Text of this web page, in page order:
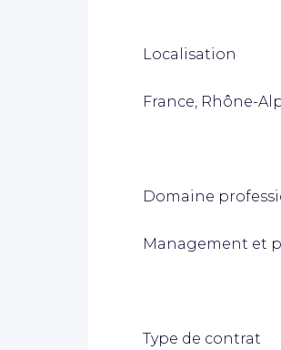
Localisation
France, Rhône-
Domaine
Management et
Type de contrat